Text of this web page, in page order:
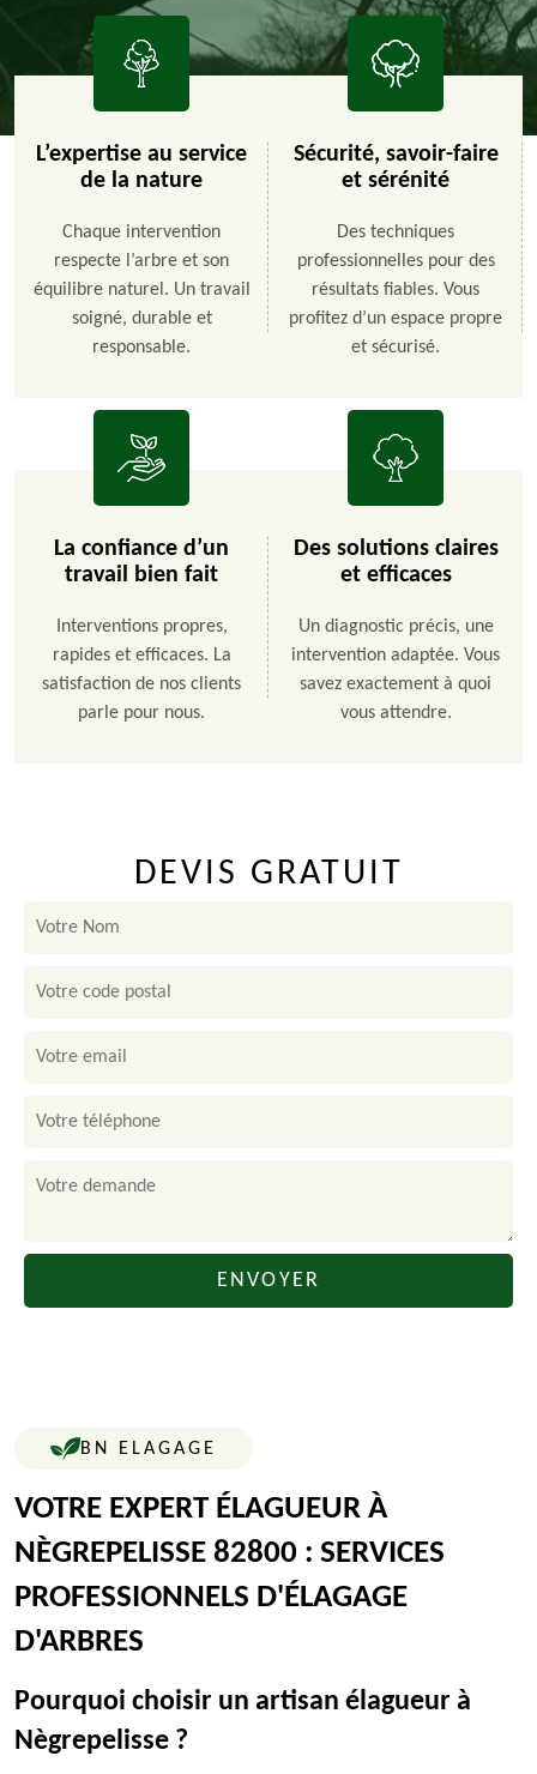
L’expertise au service
de la nature
Chaque intervention
respecte l’arbre et son
équilibre naturel. Un travail
soigné, durable et
responsable.
Sécurité, savoir-faire
et sérénité
Des techniques
professionnelles pour des
résultats fiables. Vous
profitez d’un espace propre
et sécurisé.
La confiance d’un
travail bien fait
Interventions propres,
rapides et efficaces. La
satisfaction de nos clients
parle pour nous.
Des solutions claires
et efficaces
Un diagnostic précis, une
intervention adaptée. Vous
savez exactement à quoi
vous attendre.
DEVIS GRATUIT
BN ELAGAGE
VOTRE EXPERT ÉLAGUEUR À
NÈGREPELISSE 82800 : SERVICES
PROFESSIONNELS D'ÉLAGAGE
D'ARBRES
Pourquoi choisir un artisan élagueur à
Nègrepelisse ?